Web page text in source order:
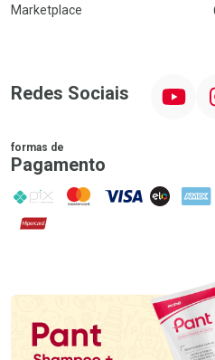
Marketplace
Redes Sociais
formas de
Pagamento
PIX MasterCard
VISA ELO AMEX
Hipercard
Promoção em